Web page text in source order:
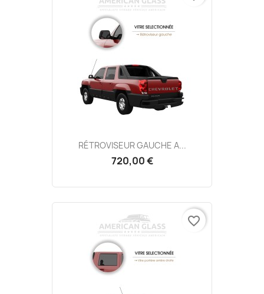
RÉTROVISEUR GAUCHE A...
720,00 €
favorite_border